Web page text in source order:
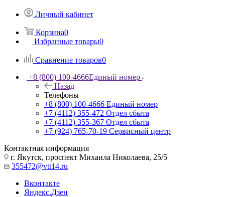
Личный кабинет
Корзина0
Избранные товары0
Сравнение товаров0
+8 (800) 100-4666Единый номер
Назад
Телефоны
+8 (800) 100-4666 Единый номер
+7 (4112) 355-472 Отдел сбыта
+7 (4112) 355-367 Отдел сбыта
+7 (924) 765-70-19 Сервисный центр
Контактная информация
г. Якутск, проспект Михаила Николаева, 25/5
355472@vtt14.ru
Вконтакте
Яндекс.Дзен